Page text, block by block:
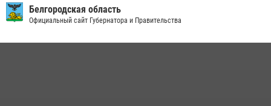
беседу по профилактике аварийности
09 июля 2026, 10:07
Белгородская область
Официальный сайт Губернатора и Правительства